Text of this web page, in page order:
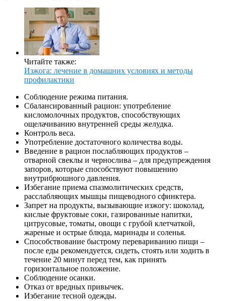
Читайте также:
Изжога: лечение в домашних условиях и методы
профилактики
Соблюдение режима питания.
Сбалансированный рацион: употребление
кисломолочных продуктов, способствующих
ощелачиванию внутренней среды желудка.
Контроль веса.
Употребление достаточного количества воды.
Введение в рацион послабляющих продуктов –
отварной свеклы и чернослива – для предупреждения
запоров, которые способствуют повышению
внутрибрюшного давления.
Избегание приема спазмолитических средств,
расслабляющих мышцы пищеводного сфинктера.
Запрет на продукты, вызывающие изжогу: шоколад,
кислые фруктовые соки, газированные напитки,
цитрусовые, томаты, овощи с грубой клетчаткой,
жареные и острые блюда, маринады и соленья.
Способствование быстрому перевариванию пищи –
после еды рекомендуется, сидеть, стоять или ходить в
течение 20 минут перед тем, как принять
горизонтальное положение.
Соблюдение осанки.
Отказ от вредных привычек.
Избегание тесной одежды.